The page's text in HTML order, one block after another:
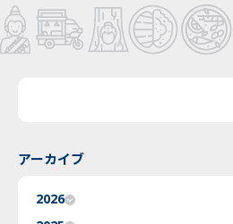
アーカイブ
2026